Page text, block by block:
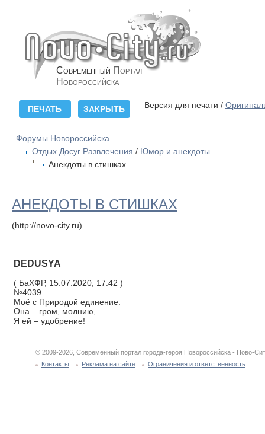
Современный Портал
Новороссийска
Версия для печати /
Форумы Новороссийска
Отдых Досуг Развлечения / Юмор и анекдоты
Анекдоты в стишках
АНЕКДОТЫ В СТИШКАХ
(http://novo-city.ru)
DEDUSYA
( БаХФР, 15.07.2020, 17:42 )
№4039
Моё с Природой единение:
Она – гром, молнию,
Я ей – удобрение!
© 2009-2026, Современный портал города-героя Новороссийска - Ново-
Контакты
Реклама на сайте Ограничения и ответственность